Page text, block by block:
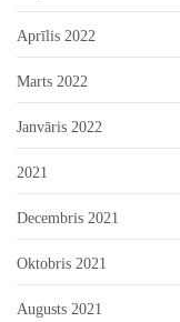
Aprīlis 2022
Marts 2022
Janvāris 2022
2021
Decembris 2021
Oktobris 2021
Augusts 2021